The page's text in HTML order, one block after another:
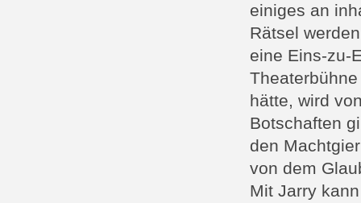
einiges an
Rätsel
eine Eins-zu-
hätte, wird
Botschaften
den
von dem
Mit Jarry